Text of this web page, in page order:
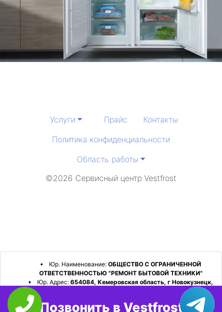
Услуги Прайс
Контакты
Политика конфиденциальности
Область работы
©2026 Сервисный центр Vestfrost
Юр. Наименование: ОБЩЕСТВО С ОГРАНИЧЕННОЙ
ОТВЕТСТВЕННОСТЬЮ "РЕМОНТ БЫТОВОЙ ТЕХНИКИ"
Юр. Адрес: 654084, Кемеровская область, г Новокузнецк,
р-н Орджоникидзевский, пр-кт Шахтеров, д. 31, кв. 2
ИНН:4253052180 ОГРН:1224200006128
Позвонить в Vestfrost